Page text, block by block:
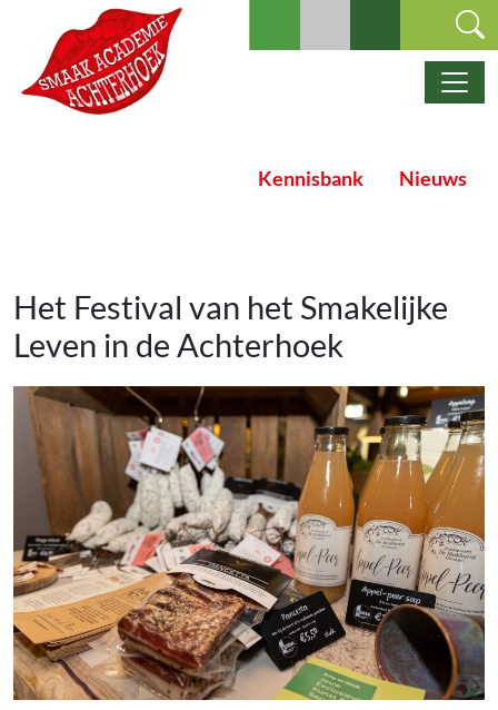
Ga naar de inhoud
Hoofdnavigatie
Kennisbank Nieuws
Het Festival van het Smakelijke
Leven in de Achterhoek